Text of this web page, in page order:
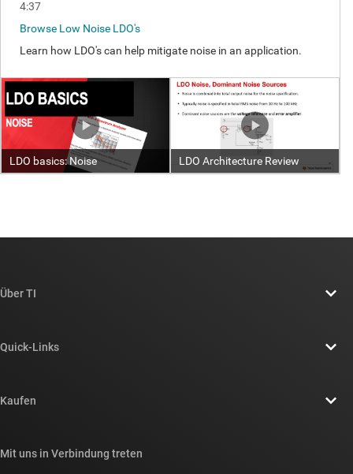
Über TI
Newsroom
Quick-Links
Querverweis-Suche
Kaufen
Mit uns in Verbindung treten